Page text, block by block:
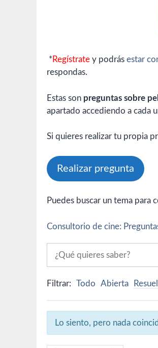
* Regístrate y podrás estar
respondas.
Estas son preguntas sobre
apartado accediendo a cada
Si quieres realizar tu propia
Realizar pregunta
Puedes buscar un tema para
Consultorio de cine:
Filtrar: Todo Abierta
Lo siento, pero nada